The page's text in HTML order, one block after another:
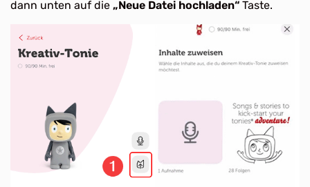
dann unten auf die „Neue Datei hochladen“ Taste.